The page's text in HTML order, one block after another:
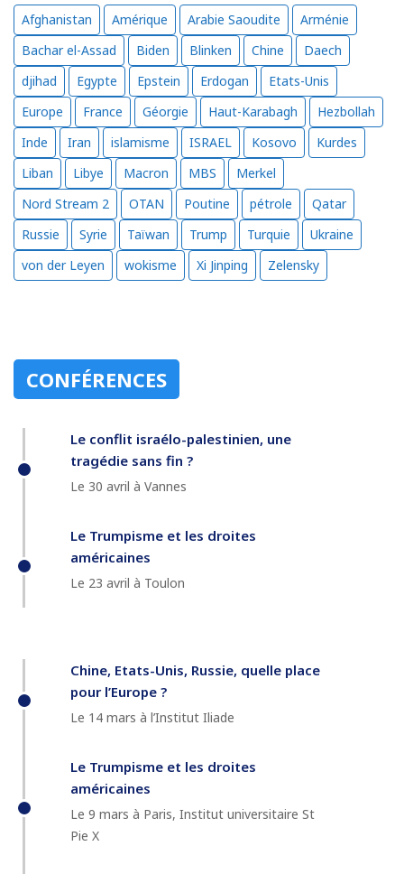
Afghanistan Amérique Arabie Saoudite
Arménie
Bachar el-Assad
Biden Blinken Chine
Daech
djihad
Egypte Epstein Erdogan
Etats-Unis
Europe
France Géorgie Haut-Karabagh
Hezbollah
Inde
Iran islamisme ISRAEL Kosovo
Kurdes
Liban
Libye Macron MBS
Merkel
Nord Stream 2
OTAN Poutine pétrole
Qatar
Russie
Syrie Taïwan Trump Turquie
Ukraine
von der Leyen
wokisme Xi Jinping Zelensky
CONFÉRENCES
Le conflit israélo-palestinien, une
tragédie sans fin ?
Le 30 avril à Vannes
Le Trumpisme et les droites
américaines
Le 23 avril à Toulon
Chine, Etats-Unis, Russie, quelle place
pour l’Europe ?
Le 14 mars à l’Institut Iliade
Le Trumpisme et les droites
américaines
Le 9 mars à Paris, Institut universitaire St
Pie X